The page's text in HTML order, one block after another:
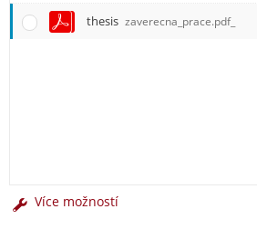
thesis zaverecna_prace.pdf_
Více možností